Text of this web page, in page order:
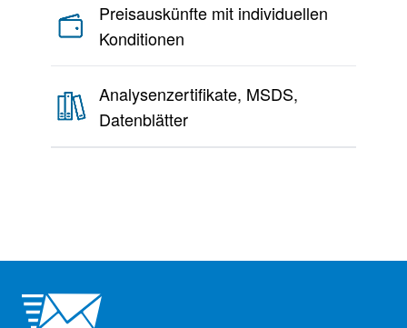
Preisauskünfte mit individuellen
Konditionen
Analysenzertifikate, MSDS,
Datenblätter